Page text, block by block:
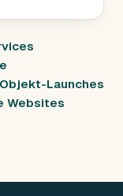
Launches
Websites